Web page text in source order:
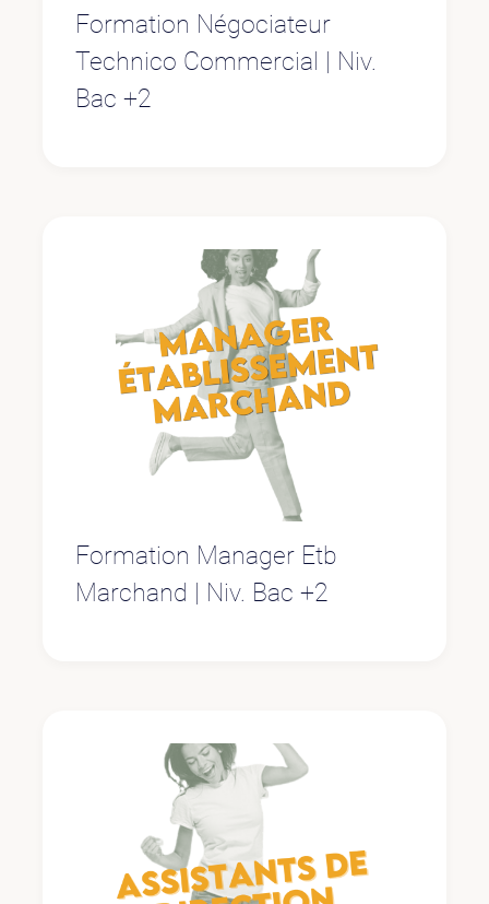
Formation Négociateur
Technico Commercial | Niv.
Bac +2
Formation Manager Etb
Marchand | Niv. Bac +2